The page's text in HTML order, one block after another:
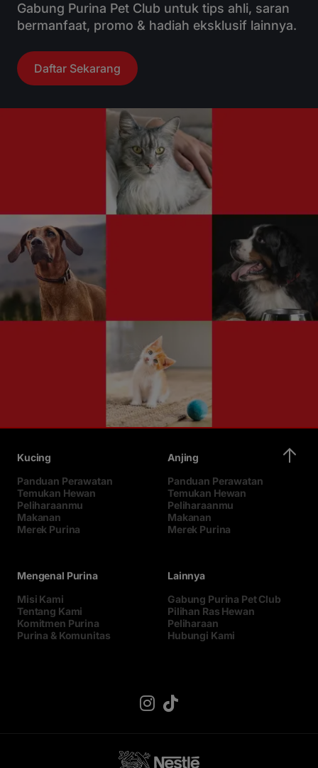
Gabung Purina Pet Club untuk tips ahli, saran
bermanfaat, promo & hadiah eksklusif lainnya.
Daftar Sekarang
Kucing
Panduan Perawatan
Temukan Hewan
Peliharaanmu
Makanan
Merek Purina
Anjing
Panduan Perawatan
Temukan Hewan
Peliharaanmu
Makanan
Merek Purina
Mengenal Purina
Misi Kami
Tentang Kami
Komitmen Purina
Purina & Komunitas
Lainnya
Gabung Purina Pet Club
Pilihan Ras Hewan
Peliharaan
Hubungi Kami